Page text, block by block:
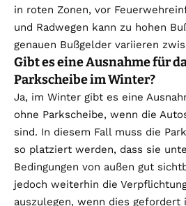
in roten Zonen, vor
und Radwegen kann zu hohen
genauen Bußgelder variieren
Gibt es eine Ausnahme für
Parkscheibe im Winter?
Ja, im Winter gibt es eine
ohne Parkscheibe, wenn die
sind. In diesem Fall muss die
so platziert werden, dass sie
Bedingungen von außen gut
jedoch weiterhin die
auszulegen, wenn dies gefordert